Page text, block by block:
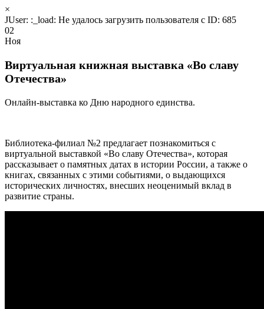
×
JUser: :_load: Не удалось загрузить пользователя с ID: 685
02
Ноя
Виртуальная книжная выставка «Во славу
Отечества»
Онлайн-выставка ко Дню народного единства.
Библиотека-филиал №2 предлагает познакомиться с
виртуальной выставкой «Во славу Отечества», которая
рассказывает о памятных датах в истории России, а также о
книгах, связанных с этими событиями, о выдающихся
исторических личностях, внесших неоценимый вклад в
развитие страны.